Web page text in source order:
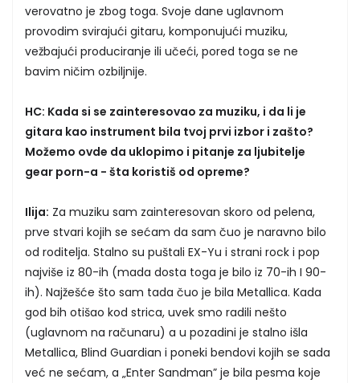
verovatno je zbog toga. Svoje dane uglavnom
provodim svirajući gitaru, komponujući muziku,
vežbajući produciranje ili učeći, pored toga se ne
bavim ničim ozbiljnije.
HC: Kada si se zainteresovao za muziku, i da li je
gitara kao instrument bila tvoj prvi izbor i zašto?
Možemo ovde da uklopimo i pitanje za ljubitelje
gear porn-a - šta koristiš od opreme?
Ilija: Za muziku sam zainteresovan skoro od pelena,
prve stvari kojih se sećam da sam čuo je naravno bilo
od roditelja. Stalno su puštali EX-Yu i strani rock i pop
najviše iz 80-ih (mada dosta toga je bilo iz 70-ih I 90-
ih). Najžešće što sam tada čuo je bila Metallica. Kada
god bih otišao kod strica, uvek smo radili nešto
(uglavnom na računaru) a u pozadini je stalno išla
Metallica, Blind Guardian i poneki bendovi kojih se sada
već ne sećam, a „Enter Sandman” je bila pesma koje